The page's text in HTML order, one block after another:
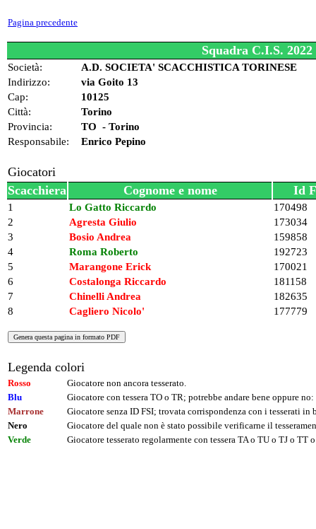
Pagina precedente
Squadra C.I.S.
Società:
A.D. SOCIETA' SCACCHISTICA TORINESE
Indirizzo:
via Goito 13
Cap:
10125
Città:
Torino
Provincia:
TO - Torino
Responsabile:
Enrico Pepino
Giocatori
Scacchiera
Cognome e nome Id
1 Lo Gatto Riccardo
170498
2
Agresta Giulio
173034
3
Bosio Andrea
159858
4
Roma Roberto
192723
5
Marangone Erick
170021
6
Costalonga Riccardo
181158
7
Chinelli Andrea
182635
8
Cagliero Nicolo' 177779
Legenda colori
Rosso
Giocatore non ancora tesserato.
Blu
Giocatore con tessera TO o TR; potrebbe andare bene oppure
Marrone
Giocatore senza ID FSI; trovata corrispondenza con i tesserati
Nero
Giocatore del quale non è stato possibile verificarne il
Verde
Giocatore tesserato regolarmente con tessera TA o TU o TJ o TT